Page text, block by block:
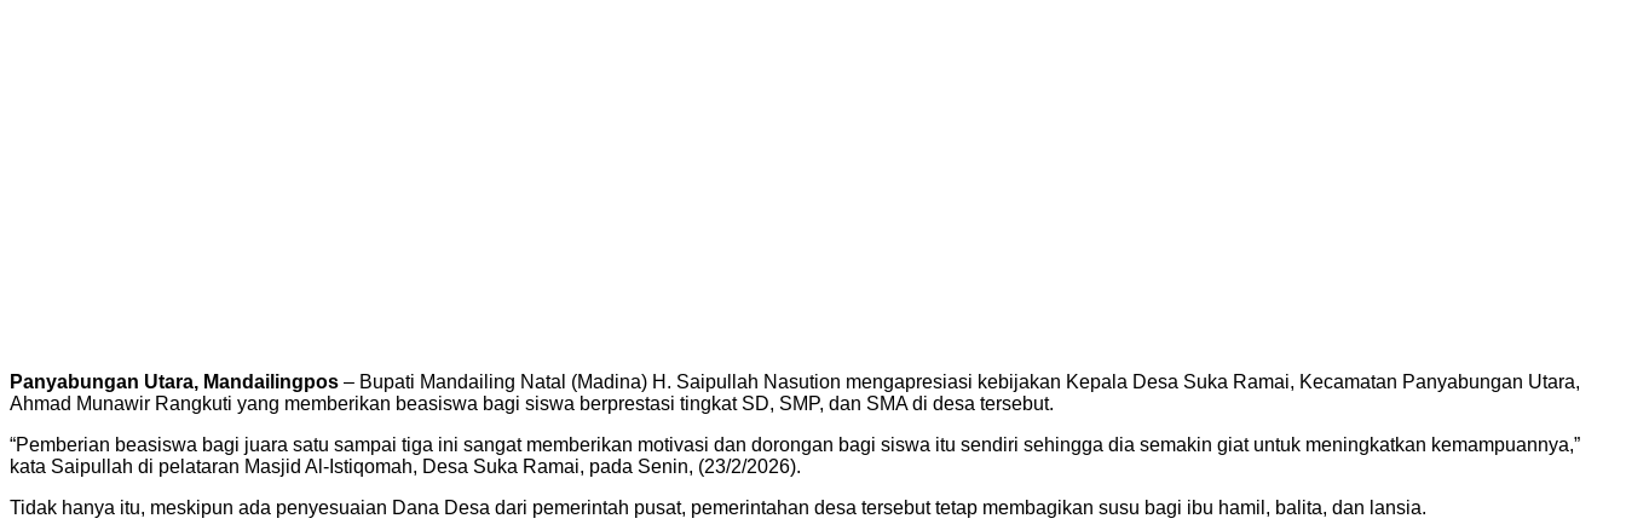
Panyabungan Utara, Mandailingpos – Bupati Mandailing Natal (Madina) H. Saipullah Nasution mengapresiasi kebijakan Kepala Desa Suka Ramai, Kecamatan Panyabungan Utara,
Ahmad Munawir Rangkuti yang memberikan beasiswa bagi siswa berprestasi tingkat SD, SMP, dan SMA di desa tersebut.
“Pemberian beasiswa bagi juara satu sampai tiga ini sangat memberikan motivasi dan dorongan bagi siswa itu sendiri sehingga dia semakin giat untuk meningkatkan kemampuannya,”
kata Saipullah di pelataran Masjid Al-Istiqomah, Desa Suka Ramai, pada Senin, (23/2/2026).
Tidak hanya itu, meskipun ada penyesuaian Dana Desa dari pemerintah pusat, pemerintahan desa tersebut tetap membagikan susu bagi ibu hamil, balita, dan lansia.